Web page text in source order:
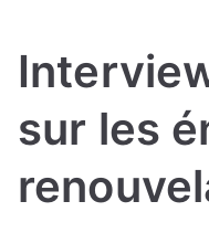
sur les